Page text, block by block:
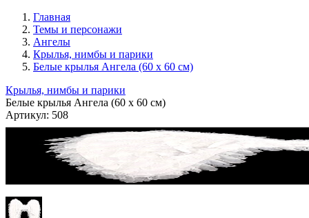
Главная
Темы и персонажи
Ангелы
Крылья, нимбы и парики
Белые крылья Ангела (60 х 60 см)
Крылья, нимбы и парики
Белые крылья Ангела (60 х 60 см)
Артикул: 508